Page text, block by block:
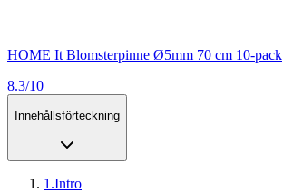
HOME It Blomsterpinne Ø5mm 70 cm 10-pack
8.3/10
Innehållsförteckning
1 .Intro